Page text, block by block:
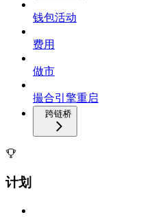
钱包活动
费用
做市
撮合引擎重启
跨链桥
计划